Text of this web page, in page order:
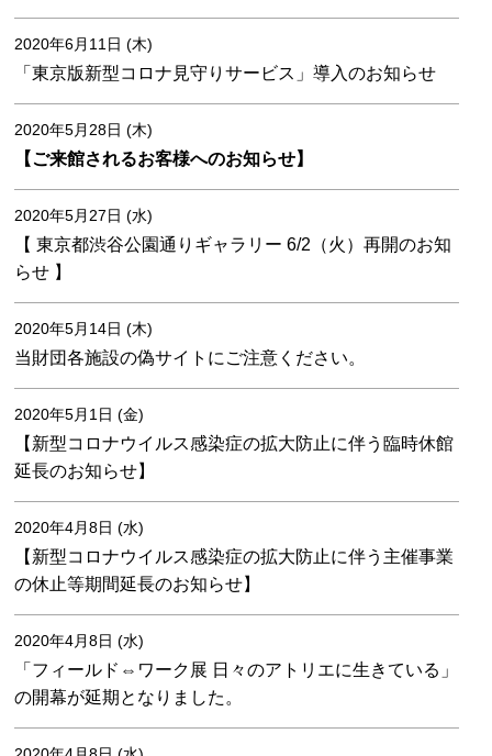
2020年6月11日 (木)
「東京版新型コロナ見守りサービス」導入のお知らせ
2020年5月28日 (木)
【ご来館されるお客様へのお知らせ】
2020年5月27日 (水)
【 東京都渋谷公園通りギャラリー 6/2（火）再開のお知
らせ 】
2020年5月14日 (木)
当財団各施設の偽サイトにご注意ください。
2020年5月1日 (金)
【新型コロナウイルス感染症の拡大防止に伴う臨時休館
延長のお知らせ】
2020年4月8日 (水)
【新型コロナウイルス感染症の拡大防止に伴う主催事業
の休止等期間延長のお知らせ】
2020年4月8日 (水)
「フィールド⇔ワーク展 日々のアトリエに生きている」
の開幕が延期となりました。